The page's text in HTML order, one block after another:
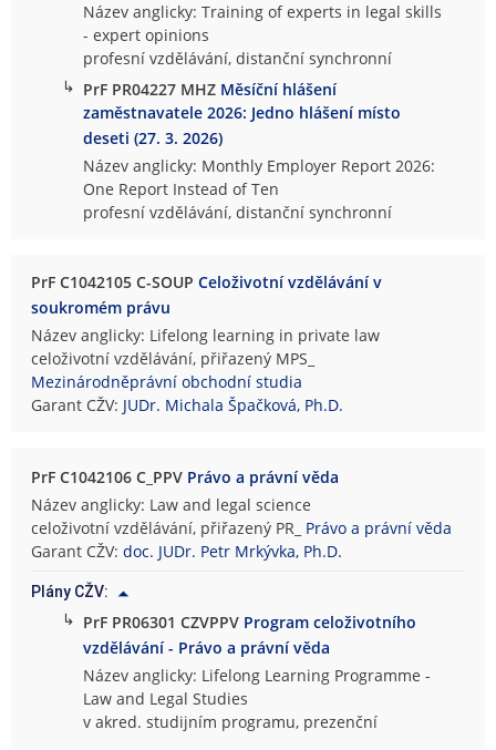
Název anglicky: Training of experts in legal skills
- expert opinions
profesní vzdělávání, distanční synchronní
↳ PrF PR04227 MHZ Měsíční hlášení
zaměstnavatele 2026: Jedno hlášení místo
deseti (27. 3. 2026)
Název anglicky: Monthly Employer Report 2026:
One Report Instead of Ten
profesní vzdělávání, distanční synchronní
PrF C1042105 C-SOUPCeloživotní vzdělávání v
soukromém právu
Název anglicky: Lifelong learning in private law
celoživotní vzdělávání, přiřazený MPS_
Mezinárodněprávní obchodní studia
Garant CŽV: JUDr. Michala Špačková, Ph.D.
PrF C1042106 C_PPV Právo a právní věda
Název anglicky: Law and legal science
celoživotní vzdělávání, přiřazený PR_ Právo a právní věda
Garant CŽV:doc. JUDr. Petr Mrkývka, Ph.D.
Plány CŽV:
↳ PrF PR06301 CZVPPV Program celoživotního
vzdělávání - Právo a právní věda
Název anglicky: Lifelong Learning Programme -
Law and Legal Studies
v akred. studijním programu, prezenční